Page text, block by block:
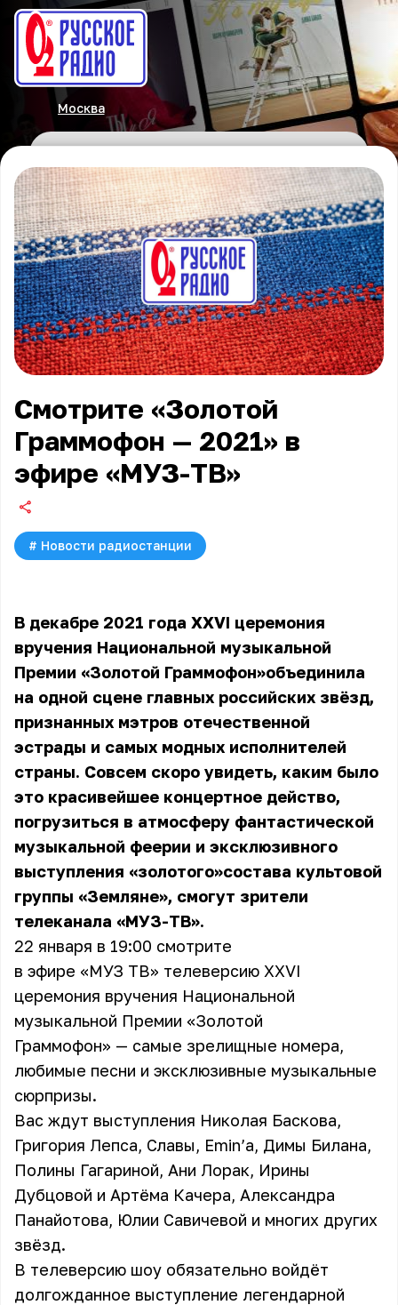
Москва
Смотрите «Золотой
Граммофон — 2021» в
эфире «МУЗ-ТВ»
# Новости радиостанции
В декабре 2021 года XXVI церемония
вручения Национальной музыкальной
Премии «Золотой Граммофон»объединила
на одной сцене главных российских звёзд,
признанных мэтров отечественной
эстрады и самых модных исполнителей
страны. Совсем скоро увидеть, каким было
это красивейшее концертное действо,
погрузиться в атмосферу фантастической
музыкальной феерии и эксклюзивного
выступления «золотого»состава культовой
группы «Земляне», смогут зрители
телеканала «МУЗ-ТВ».
22 января в 19:00 смотрите
в эфире «МУЗ ТВ» телеверсию XXVI
церемония вручения Национальной
музыкальной Премии «Золотой
Граммофон» — самые зрелищные номера,
любимые песни и эксклюзивные музыкальные
сюрпризы.
Вас ждут выступления Николая Баскова,
Григория Лепса, Славы, Emin’а, Димы Билана,
Полины Гагариной, Ани Лорак, Ирины
Дубцовой и Артёма Качера, Александра
Панайотова, Юлии Савичевой и многих других
звёзд.
В телеверсию шоу обязательно войдёт
долгожданное выступление легендарной